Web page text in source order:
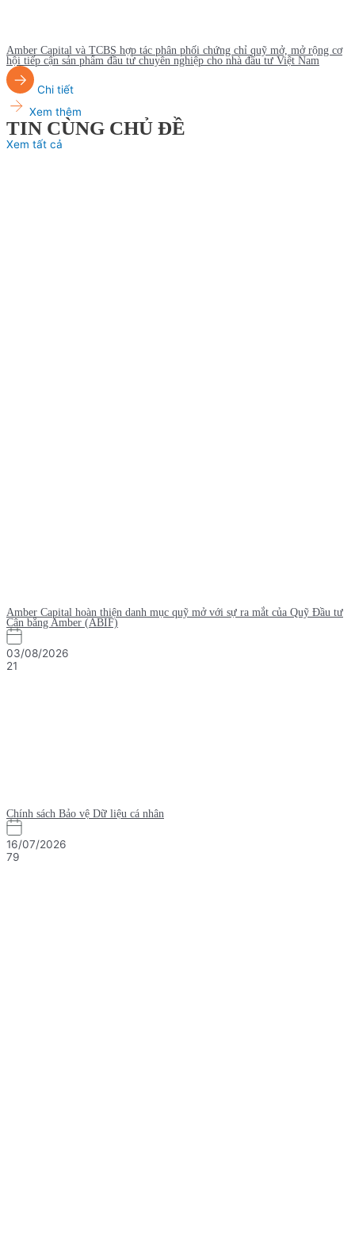
Amber Capital và TCBS hợp tác phân phối chứng chỉ quỹ mở, mở rộng cơ
hội tiếp cận sản phẩm đầu tư chuyên nghiệp cho nhà đầu tư Việt Nam
Chi tiết
Xem thêm
TIN CÙNG CHỦ ĐỀ
Xem tất cả
Amber Capital hoàn thiện danh mục quỹ mở với sự ra mắt của Quỹ Đầu tư
Cân bằng Amber (ABIF)
03/08/2026
21
Chính sách Bảo vệ Dữ liệu cá nhân
16/07/2026
79